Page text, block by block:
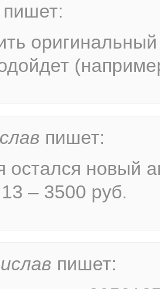
пишет:
пишет:
остался новый
– 3500 руб.
пишет: